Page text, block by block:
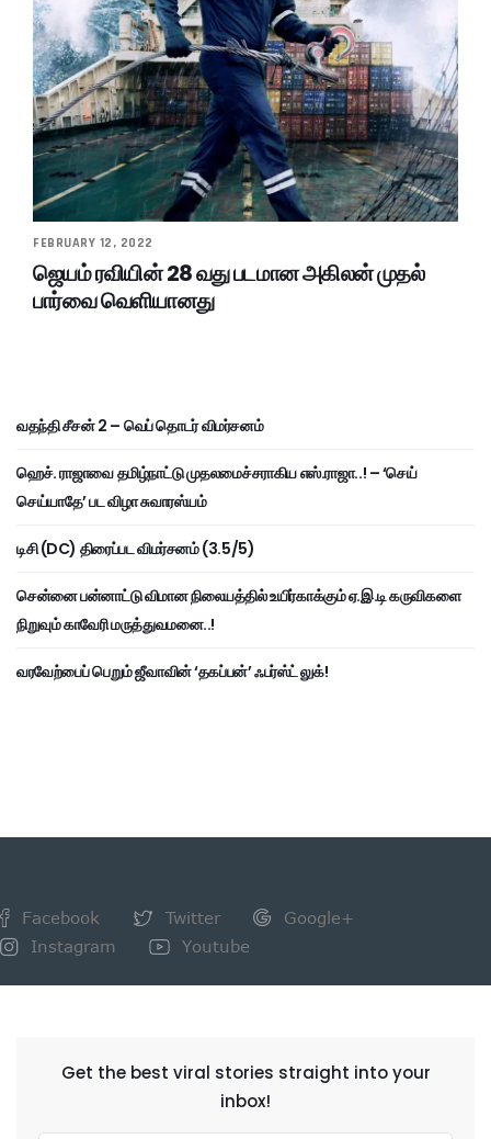
FEBRUARY 12, 2022
ஜெயம் ரவியின் 28 வது படமான அகிலன் முதல்
பார்வை வெளியானது
வதந்தி சீசன் 2 – வெப் தொடர் விமர்சனம்
ஹெச். ராஜாவை தமிழ்நாட்டு முதலமைச்சராகிய எஸ்.ராஜா..! – ‘செய்
செய்யாதே’ பட விழா சுவாரஸ்யம்
டிசி (DC) திரைப்பட விமர்சனம் (3.5/5)
சென்னை பன்னாட்டு விமான நிலையத்தில் உயிர்காக்கும் ஏ.இ.டி கருவிகளை
நிறுவும் காவேரி மருத்துவமனை..!
வரவேற்பைப் பெறும் ஜீவாவின் ‘தகப்பன்’ ஃபர்ஸ்ட் லுக்!
Facebook Twitter
Google+
Instagram
Youtube
Get the best viral stories straight into your
inbox!